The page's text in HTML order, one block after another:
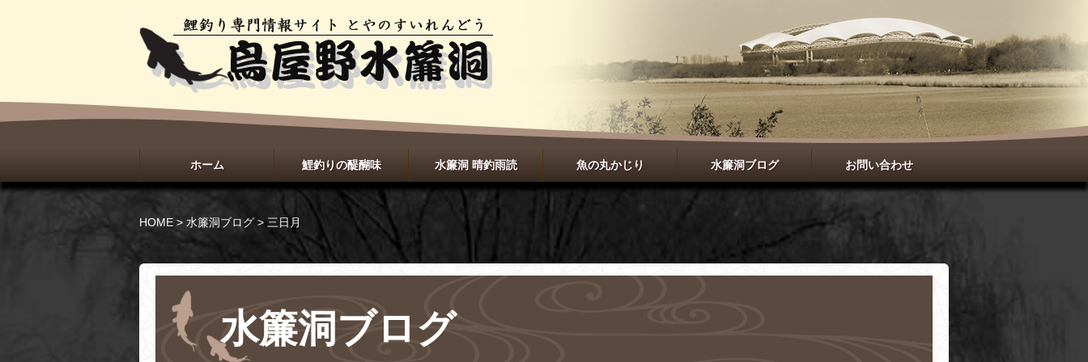
ホーム 鯉釣りの醍醐味 水簾洞 晴釣雨読 魚の丸かじり 水簾洞ブログ お問い合わせ
HOME > 水簾洞ブログ > 三日月
水簾洞ブログ